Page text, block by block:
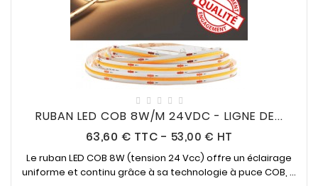
RUBAN LED COB 8W/M 24VDC - LIGNE DE...
63,60 € Prix
TTC - 53,00 € HT
Le ruban LED COB 8W (tension 24 Vcc) offre un éclairage
uniforme et continu grâce à sa technologie à puce COB, ...